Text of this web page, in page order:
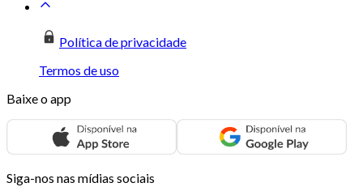
Política de privacidade
Termos de uso
Baixe o app
Siga-nos nas mídias sociais